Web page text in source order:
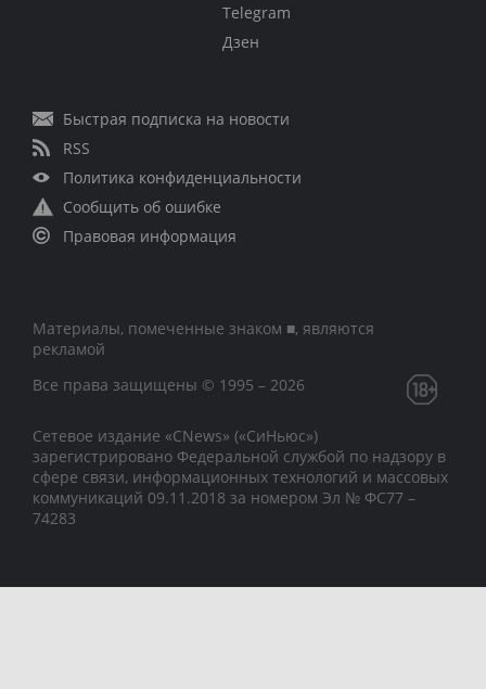
Telegram
Дзен
Быстрая подписка на новости
RSS
Политика конфиденциальности
Сообщить об ошибке
Правовая информация
Материалы, помеченные знаком ■, являются
рекламой
Все права защищены © 1995 – 2026
Сетевое издание «CNews» («СиНьюс»)
зарегистрировано Федеральной службой по надзору в
сфере связи, информационных технологий и массовых
коммуникаций 09.11.2018 за номером Эл № ФС77 –
74283